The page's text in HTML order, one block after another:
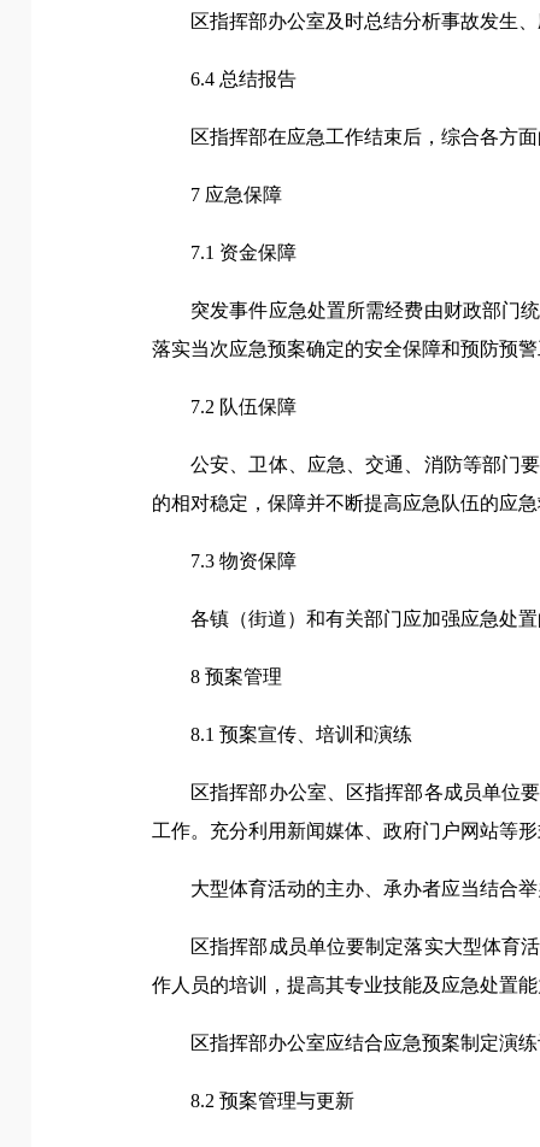
区指挥部办公室及时总结分析事故发生
6.4 总结报告
区指挥部在应急工作结束后，综合各方
7 应急保障
7.1 资金保障
突发事件应急处置所需经费由财政部门
落实当次应急预案确定的安全保障和预防预
7.2 队伍保障
公安、卫体、应急、交通、消防等部门
的相对稳定，保障并不断提高应急队伍的应
7.3 物资保障
各镇（街道）和有关部门应加强应急处
8 预案管理
8.1 预案宣传、培训和演练
区指挥部办公室、区指挥部各成员单位
工作。充分利用新闻媒体、政府门户网站等
大型体育活动的主办、承办者应当结合
区指挥部成员单位要制定落实大型体育
作人员的培训，提高其专业技能及应急处置
区指挥部办公室应结合应急预案制定演
8.2 预案管理与更新